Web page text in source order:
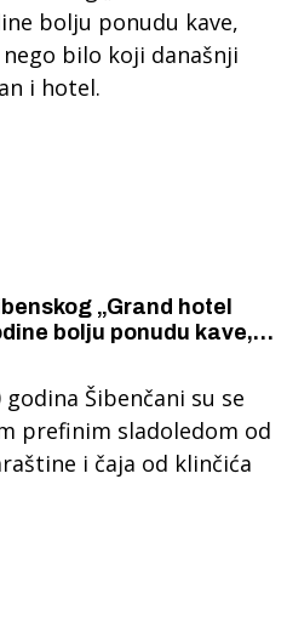
„Grand hotel
bolju ponudu kave,
i hotel.